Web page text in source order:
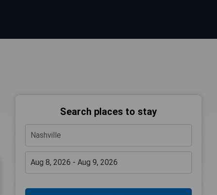
Search places to stay